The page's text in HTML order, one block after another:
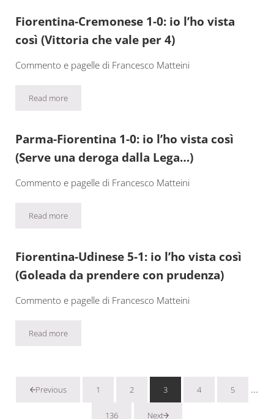
Fiorentina-Cremonese 1-0: io l’ho vista
così (Vittoria che vale per 4)
Commento e pagelle di Francesco Matteini
Read moreFiorentina-Cremonese 1-0: io l’ho vista così (Vittoria che vale
Parma-Fiorentina 1-0: io l’ho vista così
(Serve una deroga dalla Lega…)
Commento e pagelle di Francesco Matteini
Read moreParma-Fiorentina 1-0: io l’ho vista così (Serve una deroga dalla
Fiorentina-Udinese 5-1: io l’ho vista così
(Goleada da prendere con prudenza)
Commento e pagelle di Francesco Matteini
Read moreFiorentina-Udinese 5-1: io l’ho vista così (Goleada da prendere
Previous Pagina
1 Pagina
2 Pagina
3 Pagina
4 Pagina
5 …
136 Next